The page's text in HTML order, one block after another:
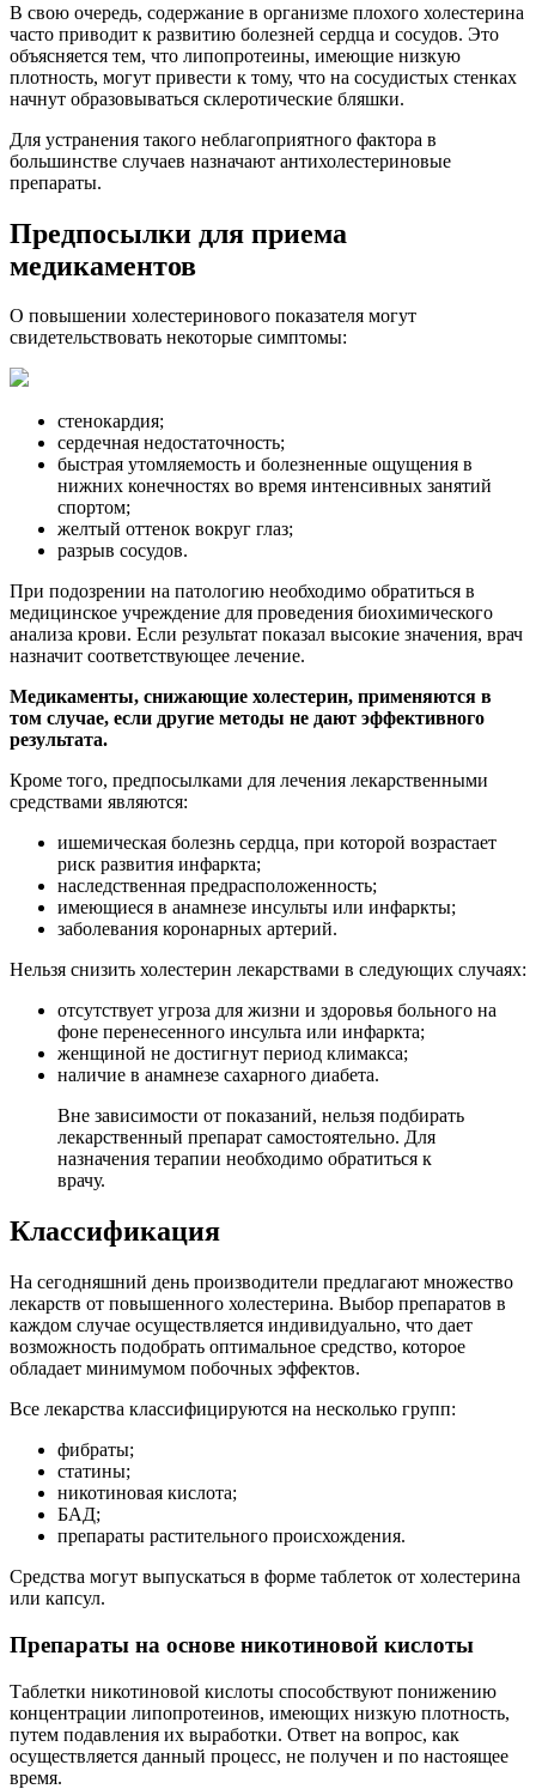
В свою очередь, содержание в организме плохого холестерина
часто приводит к развитию болезней сердца и сосудов. Это
объясняется тем, что липопротеины, имеющие низкую
плотность, могут привести к тому, что на сосудистых стенках
начнут образовываться склеротические бляшки.
Для устранения такого неблагоприятного фактора в
большинстве случаев назначают антихолестериновые
препараты.
Предпосылки для приема
медикаментов
О повышении холестеринового показателя могут
свидетельствовать некоторые симптомы:
стенокардия;
сердечная недостаточность;
быстрая утомляемость и болезненные ощущения в
нижних конечностях во время интенсивных занятий
спортом;
желтый оттенок вокруг глаз;
разрыв сосудов.
При подозрении на патологию необходимо обратиться в
медицинское учреждение для проведения биохимического
анализа крови. Если результат показал высокие значения, врач
назначит соответствующее лечение.
Медикаменты, снижающие холестерин, применяются в
том случае, если другие методы не дают эффективного
результата.
Кроме того, предпосылками для лечения лекарственными
средствами являются:
ишемическая болезнь сердца, при которой возрастает
риск развития инфаркта;
наследственная предрасположенность;
имеющиеся в анамнезе инсульты или инфаркты;
заболевания коронарных артерий.
Нельзя снизить холестерин лекарствами в следующих случаях:
отсутствует угроза для жизни и здоровья больного на
фоне перенесенного инсульта или инфаркта;
женщиной не достигнут период климакса;
наличие в анамнезе сахарного диабета.
Вне зависимости от показаний, нельзя подбирать
лекарственный препарат самостоятельно. Для
назначения терапии необходимо обратиться к
врачу.
Классификация
На сегодняшний день производители предлагают множество
лекарств от повышенного холестерина. Выбор препаратов в
каждом случае осуществляется индивидуально, что дает
возможность подобрать оптимальное средство, которое
обладает минимумом побочных эффектов.
Все лекарства классифицируются на несколько групп:
фибраты;
статины;
никотиновая кислота;
БАД;
препараты растительного происхождения.
Средства могут выпускаться в форме таблеток от холестерина
или капсул.
Препараты на основе никотиновой кислоты
Таблетки никотиновой кислоты способствуют понижению
концентрации липопротеинов, имеющих низкую плотность,
путем подавления их выработки. Ответ на вопрос, как
осуществляется данный процесс, не получен и по настоящее
время.